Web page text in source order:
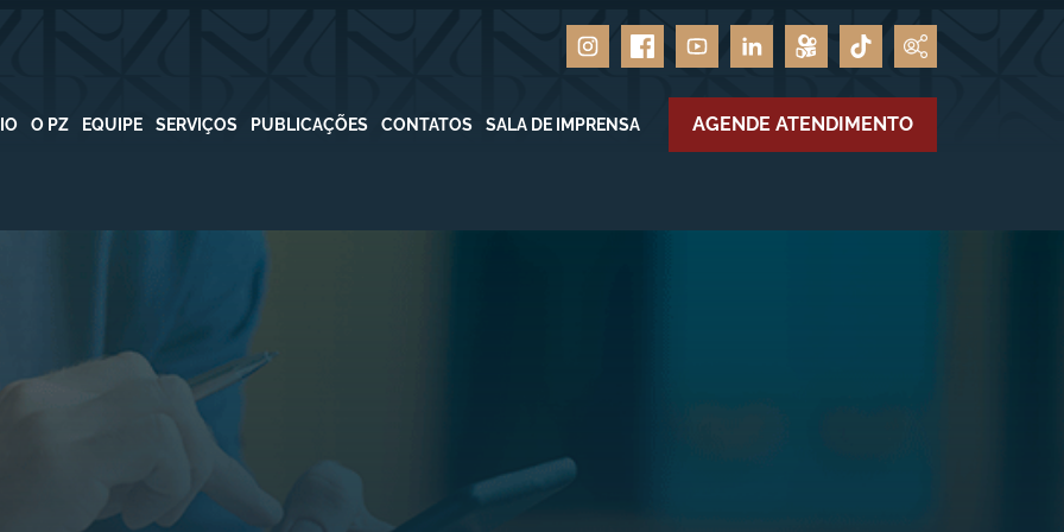
O PZ EQUIPE SERVIÇOS PUBLICAÇÕES CONTATOS SALA DE IMPRENSA AGENDE ATENDIMENTO